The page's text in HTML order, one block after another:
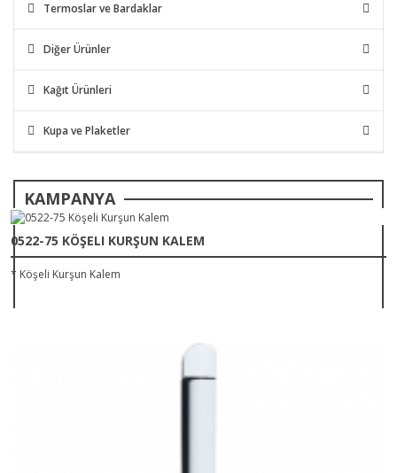
Termoslar ve Bardaklar
Diğer Ürünler
Kağıt Ürünleri
Kupa ve Plaketler
KAMPANYA
0522-75 KÖŞELI KURŞUN KALEM
* Köşeli Kurşun Kalem